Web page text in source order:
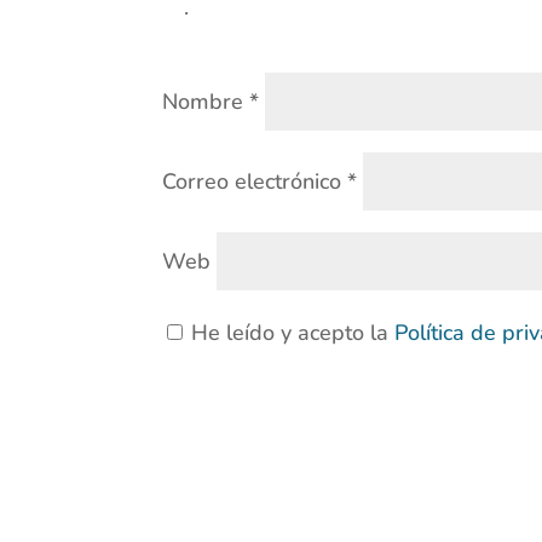
.
Nombre*
Correo electrónico*
Web
He leído y acepto la Política de